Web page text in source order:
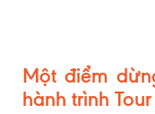
Một điểm
hành trình Tour